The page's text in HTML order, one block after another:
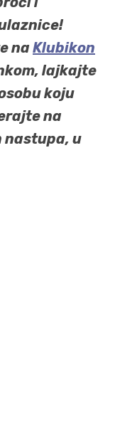
na Klubikon
lajkajte
koju
na
nastupa, u